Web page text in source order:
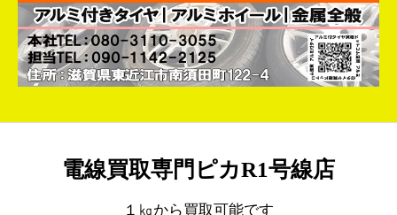
電線買取専門ピカR1号線店
１㎏から買取可能です